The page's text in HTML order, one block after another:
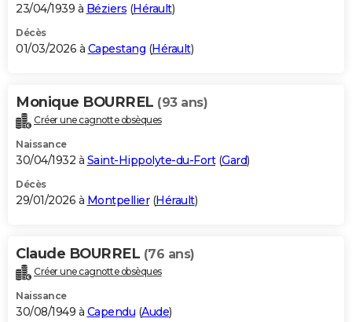
23/04/1939 à Béziers (Hérault)
Décès
01/03/2026 à Capestang (Hérault)
Monique BOURREL (93 ans)
Créer une cagnotte obsèques
Naissance
30/04/1932 à Saint-Hippolyte-du-Fort(Gard)
Décès
29/01/2026 à Montpellier(Hérault)
Claude BOURREL (76 ans)
Créer une cagnotte obsèques
Naissance
30/08/1949 à Capendu (Aude)